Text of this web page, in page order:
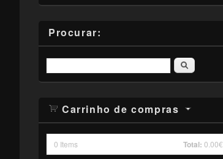
Procurar:
Pesquisar
Carrinho de compras
0 Items Total: 0.00€